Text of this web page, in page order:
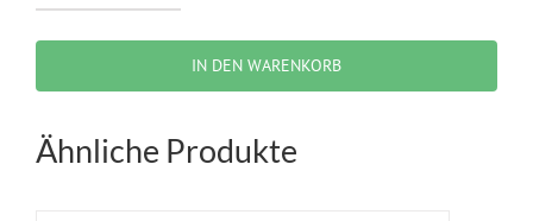
30
Vorgeschriebene
IN DEN WARENKORB
Ähnliche Produkte